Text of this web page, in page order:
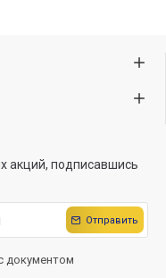
акций, подписавшись
Отправить
документом